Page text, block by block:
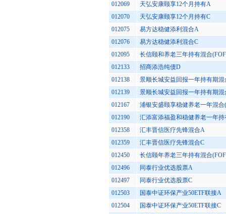
012069
天弘安康颐享12个月持有A
012070
天弘安康颐享12个月持有C
012075
易方达稳健添利混合A
012076
易方达稳健添利混合C
012095
长信颐和养老三年持有混合
012133
招商添浩纯债D
012138
景顺长城安益回报一年持有期
012139
景顺长城安益回报一年持有期混
012167
浦银安盛颐享稳健养老一年混合
012190
汇添富添福盈和稳健养老一年
012358
汇丰晋信医疗先锋混合A
012359
汇丰晋信医疗先锋混合C
012450
长信颐年养老三年持有混合
012496
同泰行业优选股票A
012497
同泰行业优选股票C
012503
国泰中证环保产业50ETF联接A
012504
国泰中证环保产业50ETF联接C